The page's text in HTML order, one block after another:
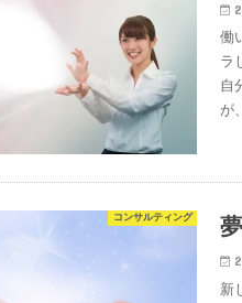
働
ラ
自
が
コンサルティング
新